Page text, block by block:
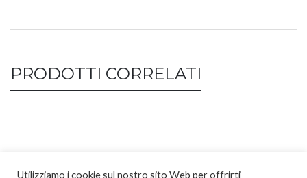
PRODOTTI CORRELATI
Utilizziamo i cookie sul nostro sito Web per offrirti